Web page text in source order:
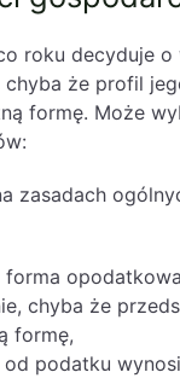
roku decyduje
że profil
formę. Może
zasadach
chyba że
formę,
podatku